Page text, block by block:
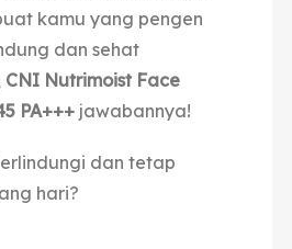
kamu yang pengen
dan sehat
CNI Nutrimoist Face
PA+++jawabannya!
dan tetap
hari?